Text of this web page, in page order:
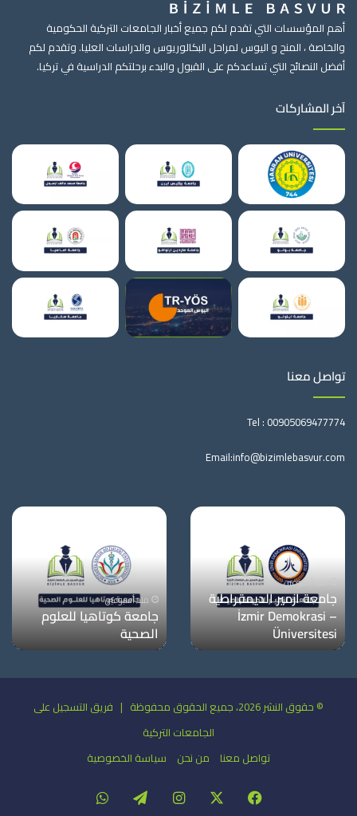
أهم المؤسسات التي تقدم لكم جميع أخبار الجامعات التركية الحكومية
والخاصة ، المنح و اليوس لمراحل البكالوريوس والدراسات العليا. وتقدم لكم
أفضل النصائح التي تساعدكم على القبول والبدء برحلتكم الدراسية في تركيا.
آخر المشاركات
تواصل معنا
Tel : 00905069477774
Email:info@bizimlebasvur.com
منذ أسبوعين
جامعة معمار سنان
للفنون الجميلة
منذ أسبوعين
جامعة دوكوز ايلول
© حقوق النشر 2026، جميع الحقوق محفوظة | فريق التسجيل على
الجامعات التركية
تواصل معنا
من نحن سياسة الخصوصية